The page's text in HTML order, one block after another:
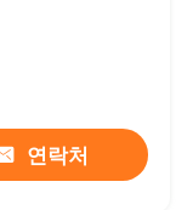
연락처